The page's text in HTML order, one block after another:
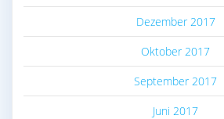
Dezember 2017
Oktober 2017
September 2017
Juni 2017